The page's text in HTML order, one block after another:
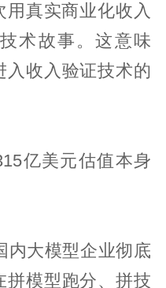
真实商业化收入
术故事。这意味
入收入验证技术的
亿美元估值本身
内大模型企业彻底
拼模型跑分、拼技